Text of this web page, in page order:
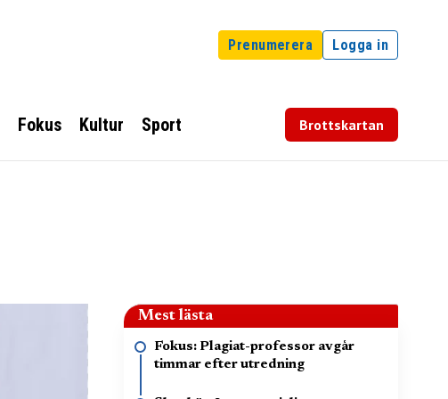
Prenumerera Logga in
Fokus Kultur Sport Brottskartan
Mest lästa
Fokus: Plagiat-professor avgår
timmar efter utredning